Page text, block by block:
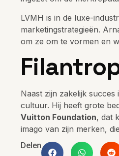
LVMH is in de luxe-
marketingstrategieën.
om ze om te vormen en
Naast zijn zakelijk
cultuur. Hij heeft grote
Vuitton Foundation, dat
imago van zijn merken,
Delen